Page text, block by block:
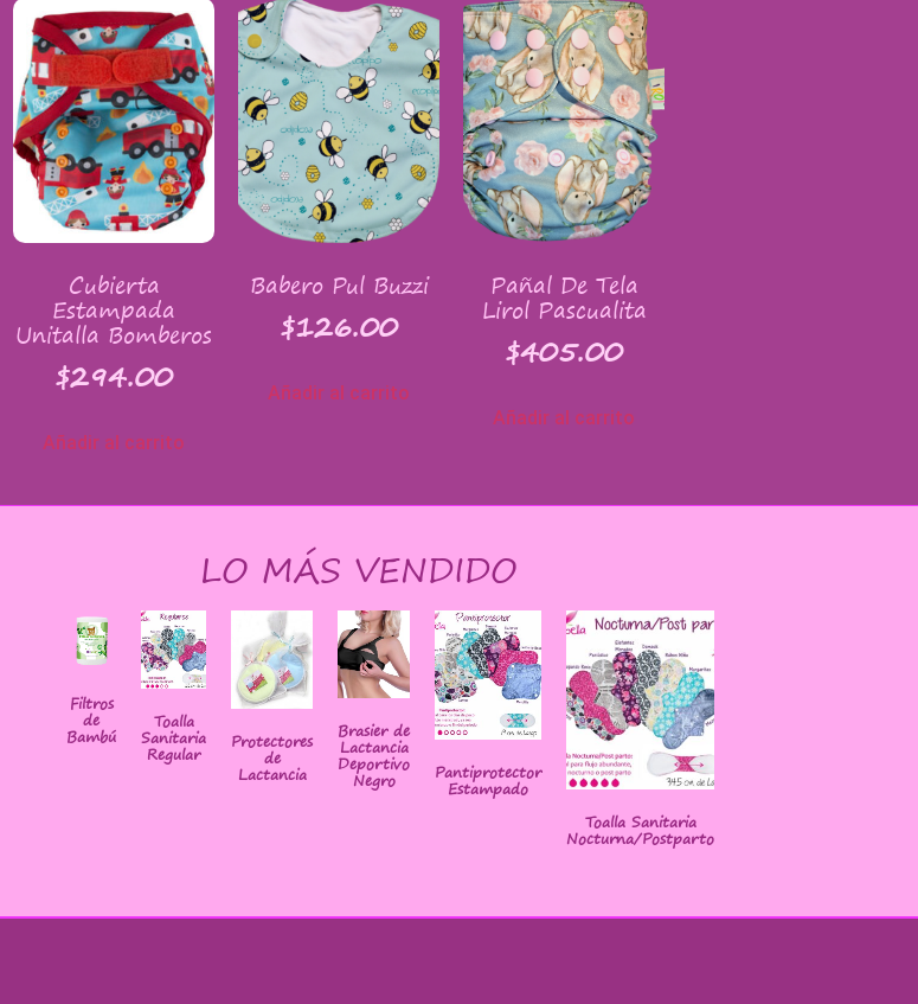
Cubierta
Estampada
Unitalla Bomberos
$294.00
Añadir al carrito
Babero Pul Buzzi
$126.00
Añadir al carrito
Pañal De Tela
Lirol Pascualita
$405.00
Añadir al carrito
LO MÁS VENDIDO
Filtros
de
Bambú
Toalla
Sanitaria
Regular
Protectores
de
Lactancia
Brasier de
Lactancia
Deportivo
Negro Pantiprotector
Estampado
Toalla Sanitaria
Nocturna/Postparto